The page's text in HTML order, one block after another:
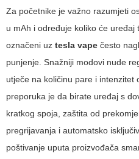
Za početnike je važno razumjeti
u mAh i određuje koliko će
označeni uz tesla vape često
punjenje. Snažniji modovi nude
utječe na količinu pare i intenzitet
preporuka je da birate uređaj s
kratkog spoja, zaštita od
pregrijavanja i automatsko
poštivanje uputa proizvođača